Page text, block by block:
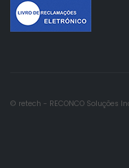
© retech - RECONCO Soluções